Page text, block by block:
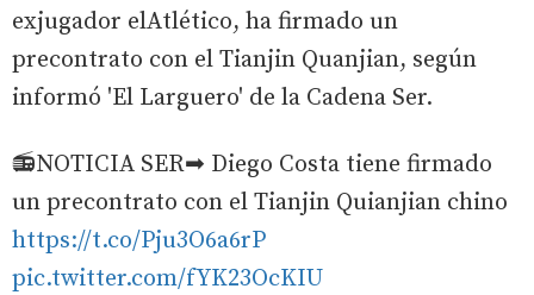
exjugador elAtlético, ha firmado un
precontrato con el Tianjin Quanjian, según
informó 'El Larguero' de la Cadena Ser.
📻NOTICIA SER➡ Diego Costa tiene firmado
un precontrato con el Tianjin Quianjian chino
https://t.co/Pju3O6a6rP
pic.twitter.com/fYK23OcKIU